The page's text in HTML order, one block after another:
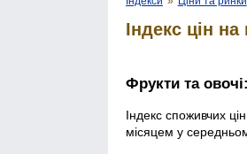
Індекс цін
Фрукти та
Індекс споживчих
місяцем у